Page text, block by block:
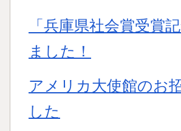
「兵庫県社会賞受賞
ました！
アメリカ大使館のお
した